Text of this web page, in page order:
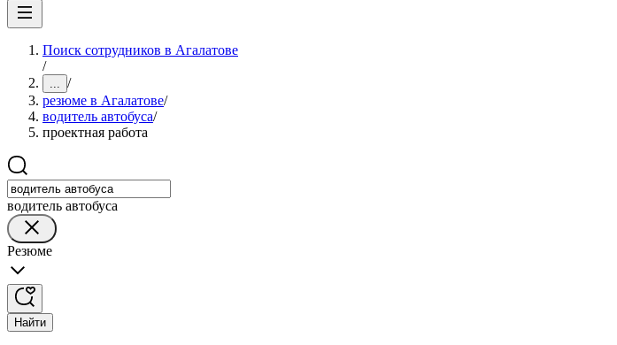
Поиск сотрудников в Агалатове
/
... /
резюме в Агалатове/
водитель автобуса/
проектная работа
водитель автобуса
Резюме
Найти